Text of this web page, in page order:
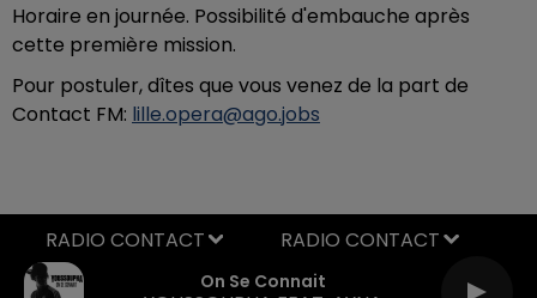
Horaire en journée. Possibilité d'embauche après
cette première mission.
Pour postuler, dîtes que vous venez de la part de
Contact FM: lille.opera@ago.jobs
On Se Connait
RADIO CONTACT